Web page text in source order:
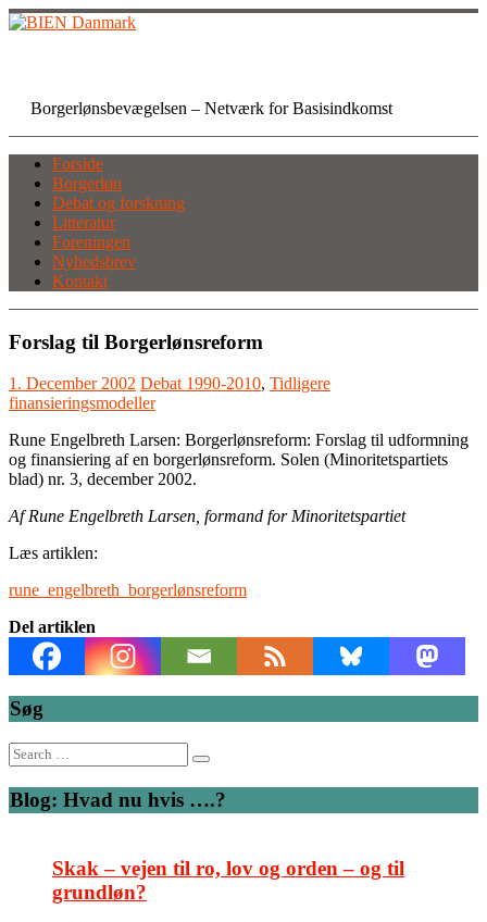
Skip
to
Borgerlønsbevægelsen – Netværk for Basisindkomst
Forside
Borgerløn
Debat og forskning
Litteratur
Foreningen
Nyhedsbrev
Kontakt
Forslag til Borgerlønsreform
1. December 2002 Debat 1990-2010, Tidligere
finansieringsmodeller
Rune Engelbreth Larsen: Borgerlønsreform: Forslag til udformning
og finansiering af en borgerlønsreform. Solen (Minoritetspartiets
blad) nr. 3, december 2002.
Af Rune Engelbreth Larsen, formand for Minoritetspartiet
Læs artiklen:
rune_engelbreth_borgerlønsreform
Del artiklen
Søg
Search
for:
Blog: Hvad nu hvis ….?
Skak – vejen til ro, lov og orden – og til
grundløn?